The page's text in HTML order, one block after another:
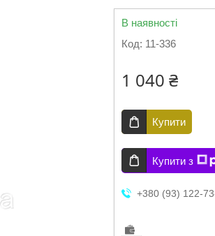
В наявності
Код: 11-336
1 040 ₴
Купити
Купити з
+380 (93) 122-